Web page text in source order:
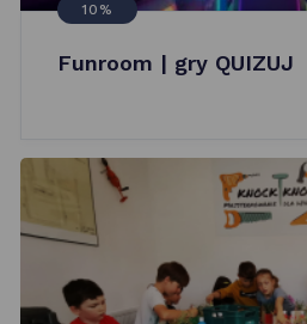
10%
Funroom | gry QUIZUJ